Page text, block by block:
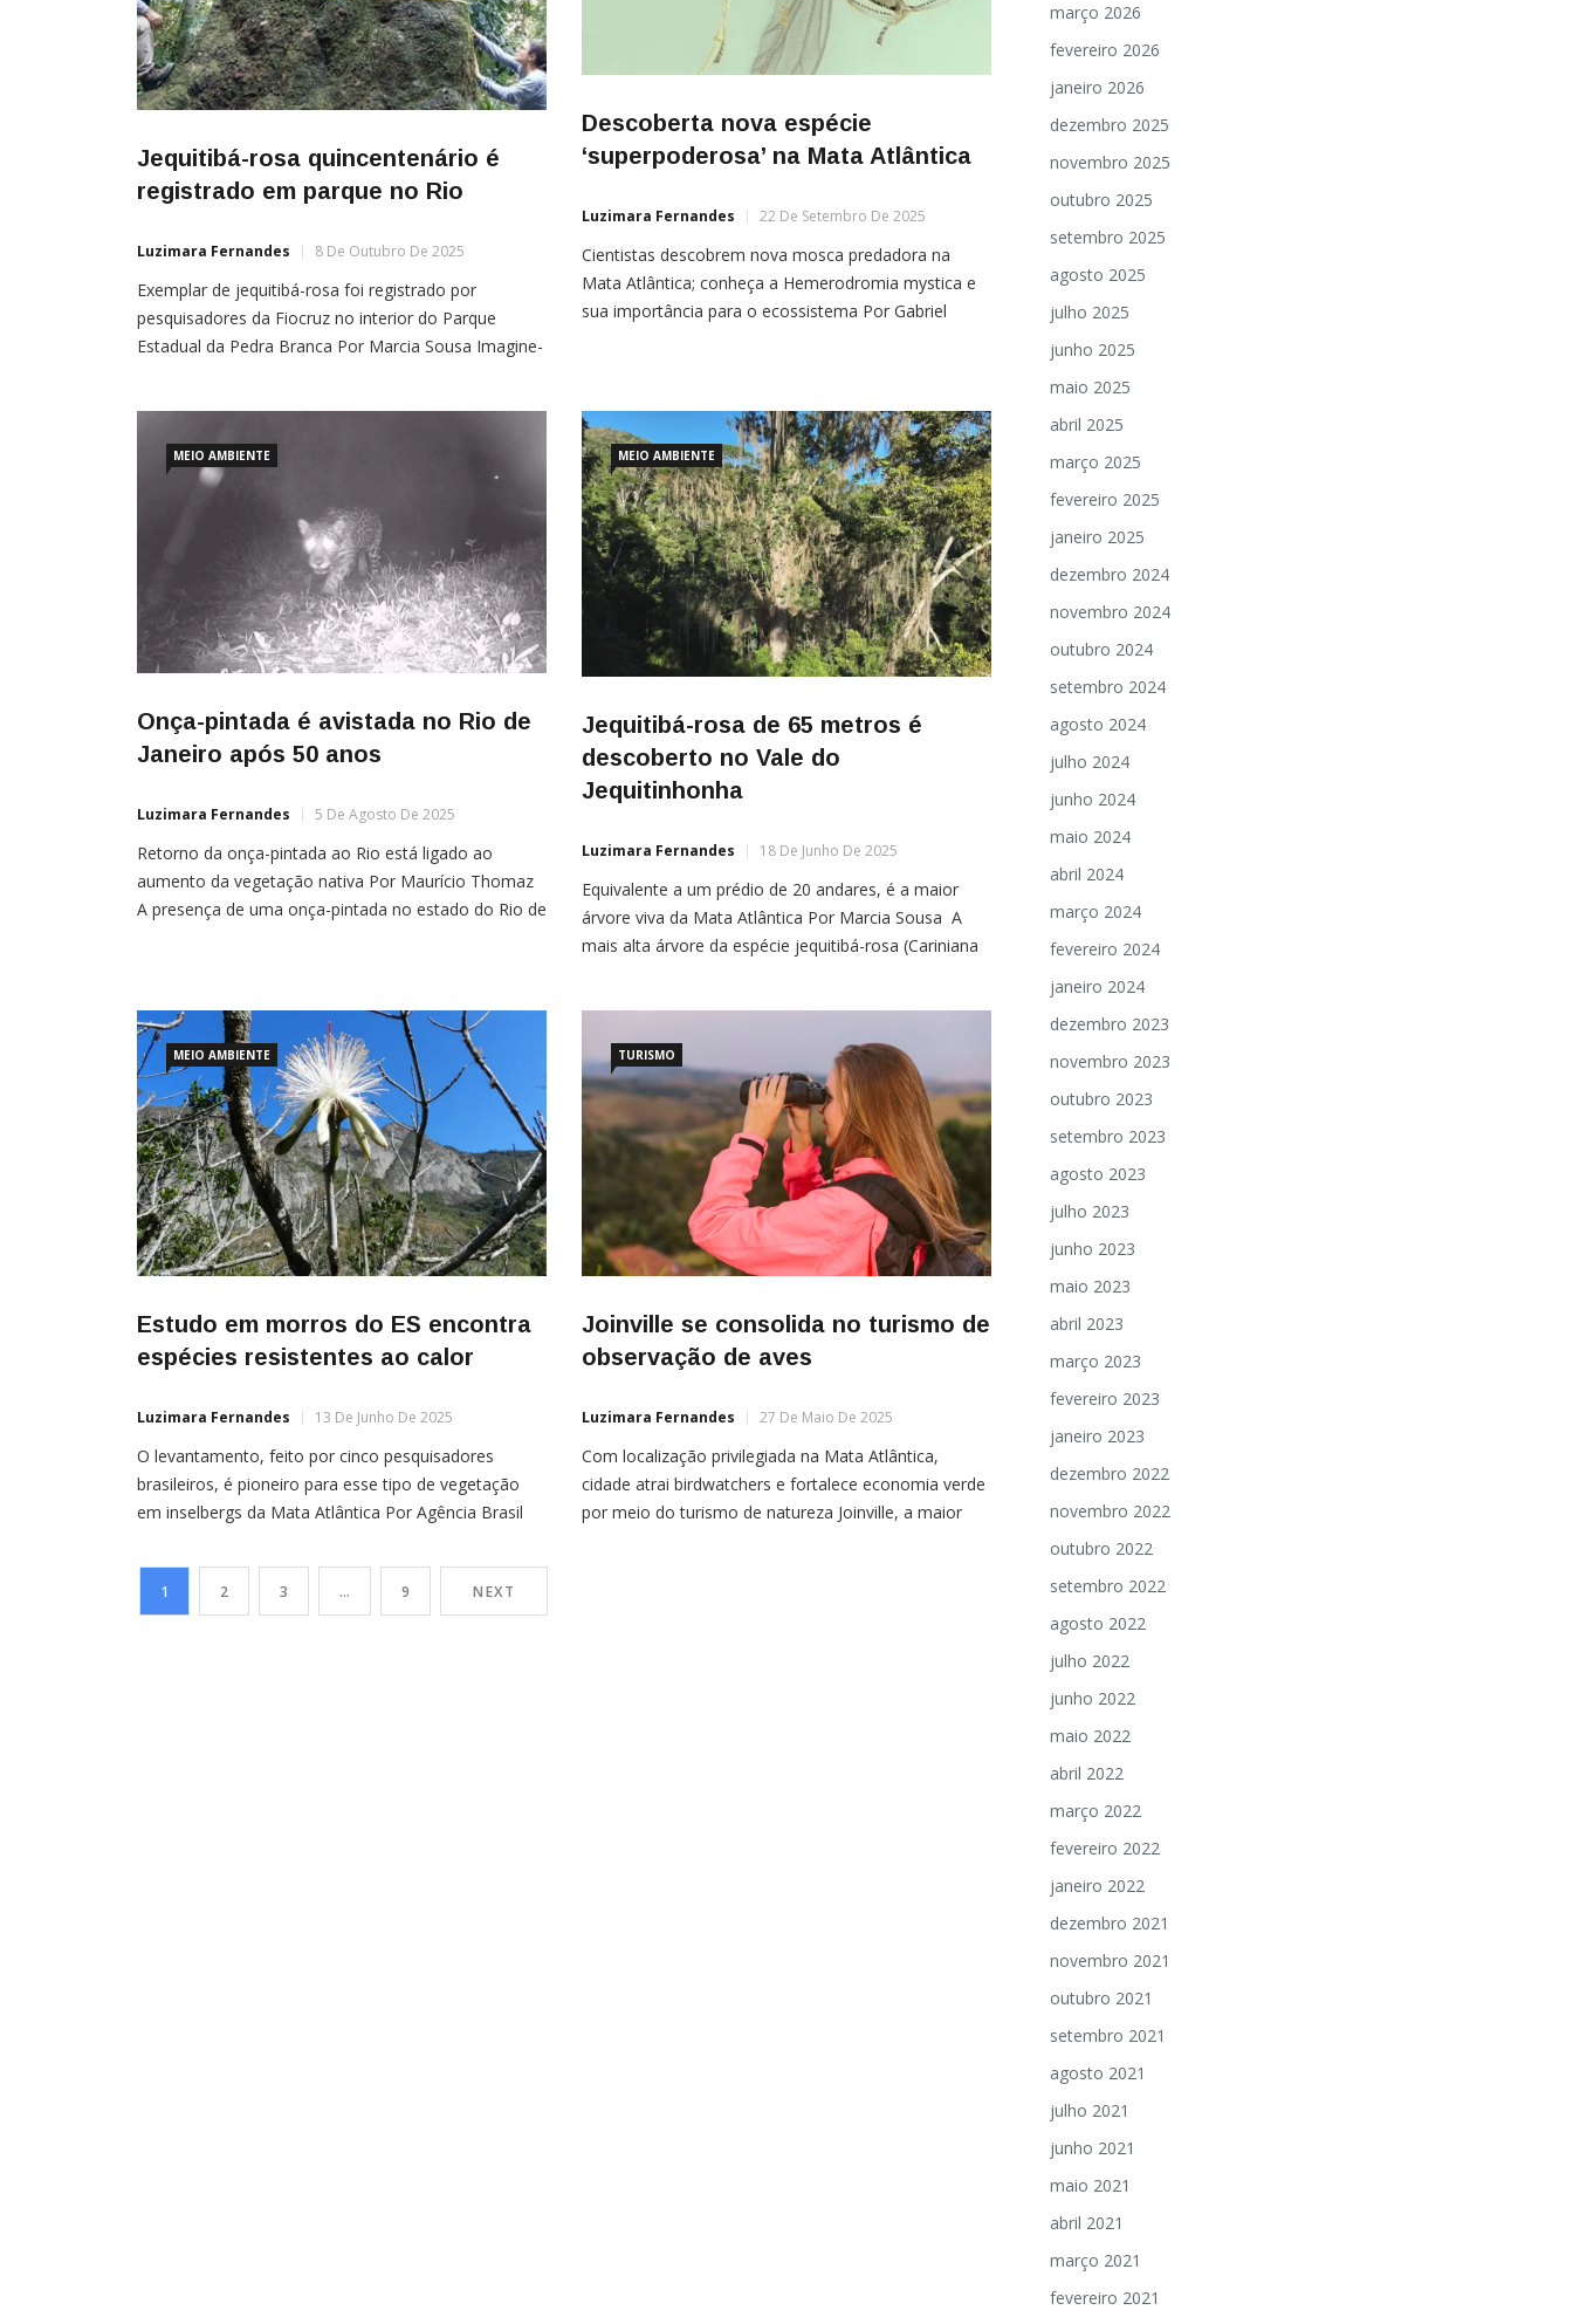
Jequitibá-rosa quincentenário é
registrado em parque no Rio
Luzimara Fernandes 8 De Outubro De 2025
Exemplar de jequitibá-rosa foi registrado por
pesquisadores da Fiocruz no interior do Parque
Estadual da Pedra Branca Por Marcia Sousa Imagine-
do Rio de Janeiro. É mais alto […]
Descoberta nova espécie
‘superpoderosa’ na Mata Atlântica
Luzimara Fernandes 22 De Setembro De 2025
Cientistas descobrem nova mosca predadora na
Mata Atlântica; conheça a Hemerodromia mystica e
sua importância para o ecossistema Por Gabriel
uma nova espécie de mosca na Mata Atlântica. O
inseto foi encontrado no Parque Estadual da
MEIO AMBIENTE
Onça-pintada é avistada no Rio de
Janeiro após 50 anos
Luzimara Fernandes 5 De Agosto De 2025
Retorno da onça-pintada ao Rio está ligado ao
aumento da vegetação nativa Por Maurício Thomaz
A presença de uma onça-pintada no estado do Rio de
adulto da espécie no Parque Estadual da Serra da
Concórdia, […]
MEIO AMBIENTE
Jequitibá-rosa de 65 metros é
descoberto no Vale do
Jequitinhonha
Luzimara Fernandes 18 De Junho De 2025
Equivalente a um prédio de 20 andares, é a maior
árvore viva da Mata Atlântica Por Marcia Sousa A
mais alta árvore da espécie jequitibá-rosa (Cariniana
altura e 5,5 metros de […]
MEIO AMBIENTE
Estudo em morros do ES encontra
espécies resistentes ao calor
Luzimara Fernandes 13 De Junho De 2025
O levantamento, feito por cinco pesquisadores
brasileiros, é pioneiro para esse tipo de vegetação
em inselbergs da Mata Atlântica Por Agência Brasil
(afloramentos rochosos) do estado do Espírito
Santo, na região Sudeste do Brasil, identificou 26
TURISMO
Joinville se consolida no turismo de
observação de aves
Luzimara Fernandes 27 De Maio De 2025
Com localização privilegiada na Mata Atlântica,
cidade atrai birdwatchers e fortalece economia verde
por meio do turismo de natureza Joinville, a maior
1 2 3 … 9 NEXT
março 2026
fevereiro 2026
janeiro 2026
dezembro 2025
novembro 2025
outubro 2025
setembro 2025
agosto 2025
julho 2025
junho 2025
maio 2025
abril 2025
março 2025
fevereiro 2025
janeiro 2025
dezembro 2024
novembro 2024
outubro 2024
setembro 2024
agosto 2024
julho 2024
junho 2024
maio 2024
abril 2024
março 2024
fevereiro 2024
janeiro 2024
dezembro 2023
novembro 2023
outubro 2023
setembro 2023
agosto 2023
julho 2023
junho 2023
maio 2023
abril 2023
março 2023
fevereiro 2023
janeiro 2023
dezembro 2022
novembro 2022
outubro 2022
setembro 2022
agosto 2022
julho 2022
junho 2022
maio 2022
abril 2022
março 2022
fevereiro 2022
janeiro 2022
dezembro 2021
novembro 2021
outubro 2021
setembro 2021
agosto 2021
julho 2021
junho 2021
maio 2021
abril 2021
março 2021
fevereiro 2021